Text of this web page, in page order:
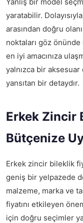
yaratabilir.
arasından doğru
noktaları göz
en iyi amacınıza
yalnızca bir
yansıtan bir detaydır.
Erkek Zincir
Bütçenize
Erkek zincir bileklik
geniş bir yelpazede
malzeme, marka ve
fiyatını etkileyen
için doğru seçimler